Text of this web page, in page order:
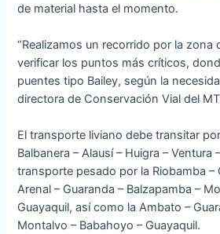
de material hasta el momento.
“Realizamos un recorrido por la zona
verificar los puntos más críticos,
puentes tipo Bailey, según la
directora de Conservación Vial del
El transporte liviano debe transitar
Balbanera – Alausí – Huigra – Ventura
transporte pesado por la Riobamba –
Arenal – Guaranda – Balzapamba –
Guayaquil, así como la Ambato –
Montalvo – Babahoyo – Guayaquil.